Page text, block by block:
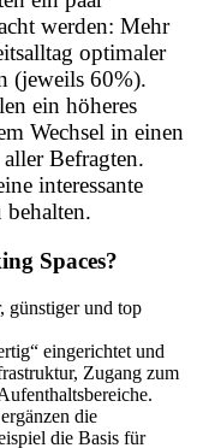
werden: Mehr
optimaler
(jeweils 60%).
ein höheres
Wechsel in einen
Befragten.
interessante
Spaces?
günstiger und top
eingerichtet und
Zugang zum
die
die Basis für